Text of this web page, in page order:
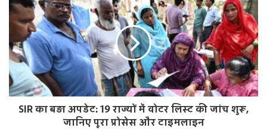
SIR का बड़ा अपडेट: 19 राज्यों में वोटर लिस्ट की जांच शुरू,
जानिए पूरा प्रोसेस और टाइमलाइन